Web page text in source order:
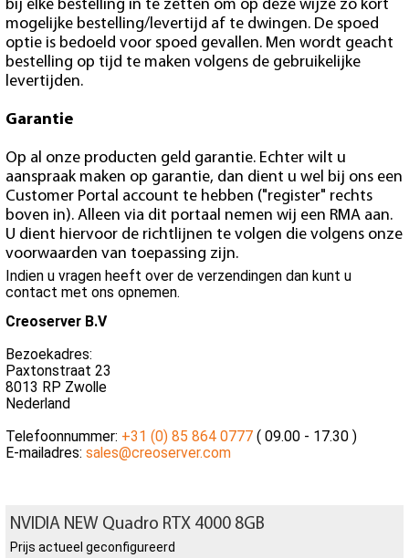
bij elke bestelling in te zetten om op deze wijze zo kort
mogelijke bestelling/levertijd af te dwingen. De spoed
optie is bedoeld voor spoed gevallen. Men wordt geacht
bestelling op tijd te maken volgens de gebruikelijke
levertijden.
Garantie
Op al onze producten geld garantie. Echter wilt u
aanspraak maken op garantie, dan dient u wel bij ons een
Customer Portal account te hebben ("register" rechts
boven in). Alleen via dit portaal nemen wij een RMA aan.
U dient hiervoor de richtlijnen te volgen die volgens onze
voorwaarden van toepassing zijn.
Indien u vragen heeft over de verzendingen dan kunt u
contact met ons opnemen.
Creoserver B.V
Bezoekadres:
Paxtonstraat 23
8013 RP Zwolle
Nederland
Telefoonnummer: +31 (0) 85 864 0777 ( 09.00 - 17.30 )
E-mailadres: sales@creoserver.com
NVIDIA NEW Quadro RTX 4000 8GB
Prijs actueel geconfigureerd